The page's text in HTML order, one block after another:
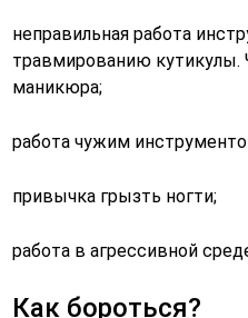
неправильная работа
травмированию
маникюра;
работа чужим
привычка грызть ногти;
работа в агрессивной
Как бороться?